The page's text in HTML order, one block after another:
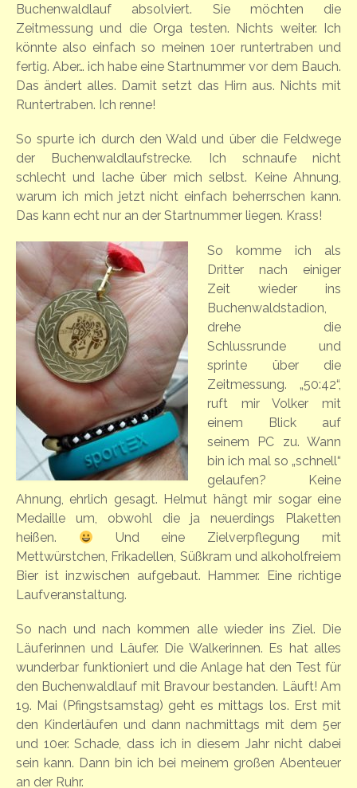
Buchenwaldlauf absolviert. Sie möchten die
Zeitmessung und die Orga testen. Nichts weiter. Ich
könnte also einfach so meinen 10er runtertraben und
fertig. Aber… ich habe eine Startnummer vor dem Bauch.
Das ändert alles. Damit setzt das Hirn aus. Nichts mit
Runtertraben. Ich renne!
So spurte ich durch den Wald und über die Feldwege
der Buchenwaldlaufstrecke. Ich schnaufe nicht
schlecht und lache über mich selbst. Keine Ahnung,
warum ich mich jetzt nicht einfach beherrschen kann.
Das kann echt nur an der Startnummer liegen. Krass!
So komme ich als
Dritter nach einiger
Zeit wieder ins
Buchenwaldstadion,
drehe die
Schlussrunde und
sprinte über die
Zeitmessung. „50:42“,
ruft mir Volker mit
einem Blick auf
seinem PC zu. Wann
bin ich mal so „schnell“
gelaufen? Keine
Ahnung, ehrlich gesagt. Helmut hängt mir sogar eine
Medaille um, obwohl die ja neuerdings Plaketten
heißen.
Und eine Zielverpflegung mit
Mettwürstchen, Frikadellen, Süßkram und alkoholfreiem
Bier ist inzwischen aufgebaut. Hammer. Eine richtige
Laufveranstaltung.
So nach und nach kommen alle wieder ins Ziel. Die
Läuferinnen und Läufer. Die Walkerinnen. Es hat alles
wunderbar funktioniert und die Anlage hat den Test für
den Buchenwaldlauf mit Bravour bestanden. Läuft! Am
19. Mai (Pfingstsamstag) geht es mittags los. Erst mit
den Kinderläufen und dann nachmittags mit dem 5er
und 10er. Schade, dass ich in diesem Jahr nicht dabei
sein kann. Dann bin ich bei meinem großen Abenteuer
an der Ruhr.